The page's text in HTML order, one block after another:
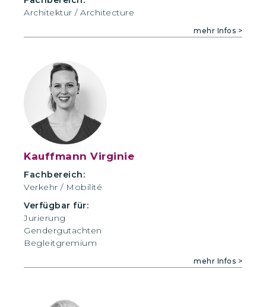
Architektur / Architecture
mehr Infos >
Kauffmann Virginie
Fachbereich:
Verkehr / Mobilité
Verfügbar für:
Jurierung
Gendergutachten
Begleitgremium
mehr Infos >